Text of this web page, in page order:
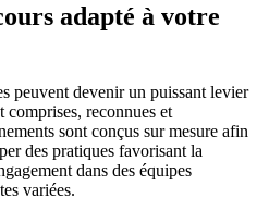
adapté à votre
peuvent devenir un puissant levier
comprises, reconnues et
sont conçus sur mesure afin
des pratiques favorisant la
dans des équipes
variées.